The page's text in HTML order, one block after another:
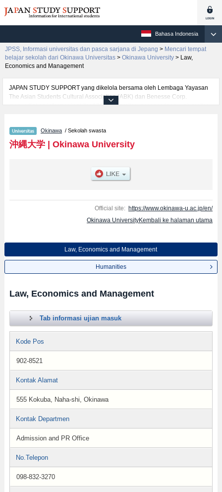
Bahasa Indonesia
JPSS, Informasi universitas dan pasca sarjana di Jepang > Mencari tempat
belajar sekolah dari Okinawa Universitas > Okinawa University > Law,
Economics and Management
JAPAN STUDY SUPPORT yang dikelola bersama oleh Lembaga Yayasan
The Asian Students Cultural Association (ABK) dan Benesse Corp.
menyediakan informasi sekitar 1300 universitas, pascasarjana, universitas
per fakultas seperti Fakultas Law, Economics and ManagementatauFakultas
Humanities, serta berbagai informasi yang berguna bagi mahasiswa(i)
mancanegara seperti kuota untuk jumlah pendaftar dan jumlah kelulusan
prasarana kampus, akses jalan, dan lainnya. Silakan memanfaatkannya.
Okinawa / Sekolah swasta
沖縄大学| Okinawa University
Official site: https://www.okinawa-u.ac.jp/en/
Okinawa UniversityKembali ke halaman utama
Law, Economics and Management
Humanities
Law, Economics and Management
Tab informasi ujian masuk
Kode Pos
902-8521
Kontak Alamat
555 Kokuba, Naha-shi, Okinawa
Kontak Departmen
Admission and PR Office
No.Telepon
098-832-3270